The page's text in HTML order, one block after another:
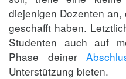
diejenigen Dozenten
geschafft haben.
Studenten auch auf
Phase deiner
Unterstützung bieten.